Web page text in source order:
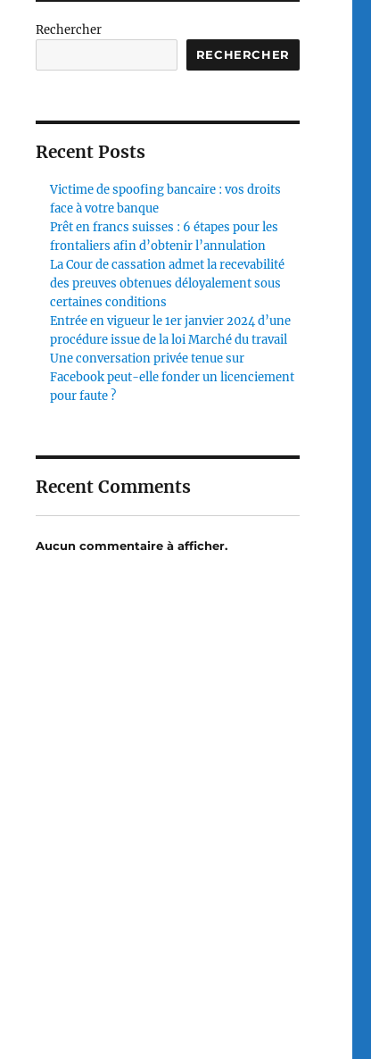
Rechercher
RECHERCHER
Recent Posts
Victime de spoofing bancaire : vos droits
face à votre banque
Prêt en francs suisses : 6 étapes pour les
frontaliers afin d’obtenir l’annulation
La Cour de cassation admet la recevabilité
des preuves obtenues déloyalement sous
certaines conditions
Entrée en vigueur le 1er janvier 2024 d’une
procédure issue de la loi Marché du travail
Une conversation privée tenue sur
Facebook peut-elle fonder un licenciement
pour faute ?
Recent Comments
Aucun commentaire à afficher.